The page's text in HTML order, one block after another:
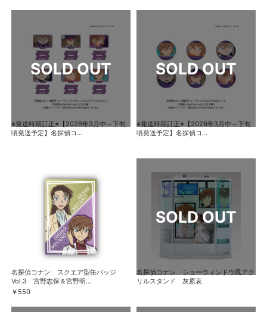
※発送時期訂正※【2026年3月中～下旬
頃発送予定】名探偵コ...
※発送時期訂正※【2026年3月中～下旬
頃発送予定】名探偵コ...
名探偵コナン スクエア型缶バッジ
Vol.3 宮野志保＆宮野明...
￥550
名探偵コナン ショーウィンドウ風アク
リルスタンド 灰原哀